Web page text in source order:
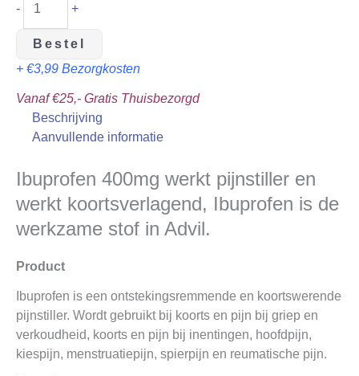
- +
Bestel
+ €3,99 Bezorgkosten
Vanaf €25,- Gratis Thuisbezorgd
Beschrijving
Aanvullende informatie
Ibuprofen 400mg werkt pijnstiller en
werkt koortsverlagend, Ibuprofen is de
werkzame stof in Advil.
Product
Ibuprofen is een ontstekingsremmende en koortswerende
pijnstiller. Wordt gebruikt bij koorts en pijn bij griep en
verkoudheid, koorts en pijn bij inentingen, hoofdpijn,
kiespijn, menstruatiepijn, spierpijn en reumatische pijn.